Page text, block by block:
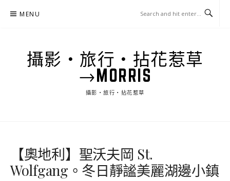
MENU
攝影‧旅行‧拈花惹草
→MORRIS
攝影‧旅行‧拈花惹草
【奧地利】聖沃夫岡 St.
Wolfgang。冬日靜謐美麗湖邊小鎮